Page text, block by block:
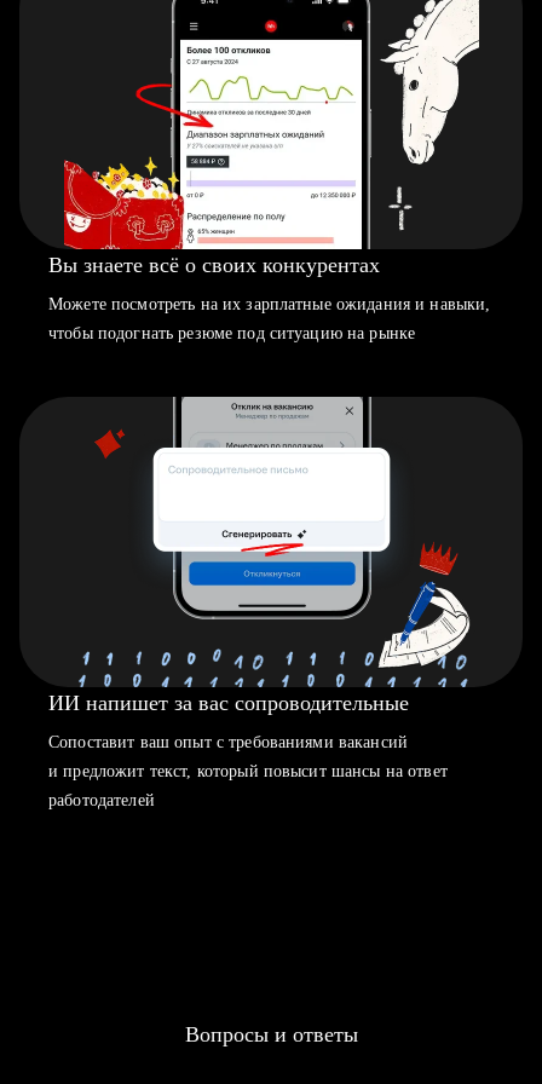
Вы знаете всё о своих конкурентах
Можете посмотреть на их зарплатные ожидания и навыки,
чтобы подогнать резюме под ситуацию на рынке
ИИ напишет за вас сопроводительные
Сопоставит ваш опыт с требованиями вакансий
и предложит текст, который повысит шансы на ответ
работодателей
Вопросы и ответы